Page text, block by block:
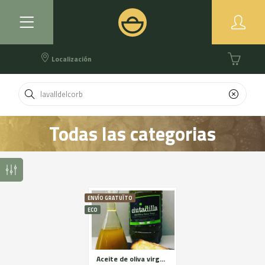
Localización
Todas las categorias
ENVÍO GRATUÏTO
ECO
Aceite de oliva virgen extra